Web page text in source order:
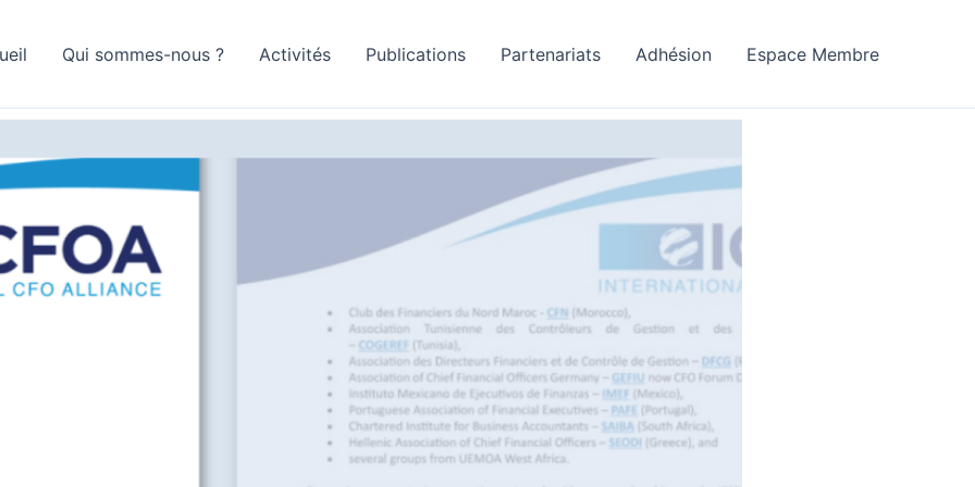
Qui sommes-nous ? Activités Publications Partenariats Adhésion Espace Membre